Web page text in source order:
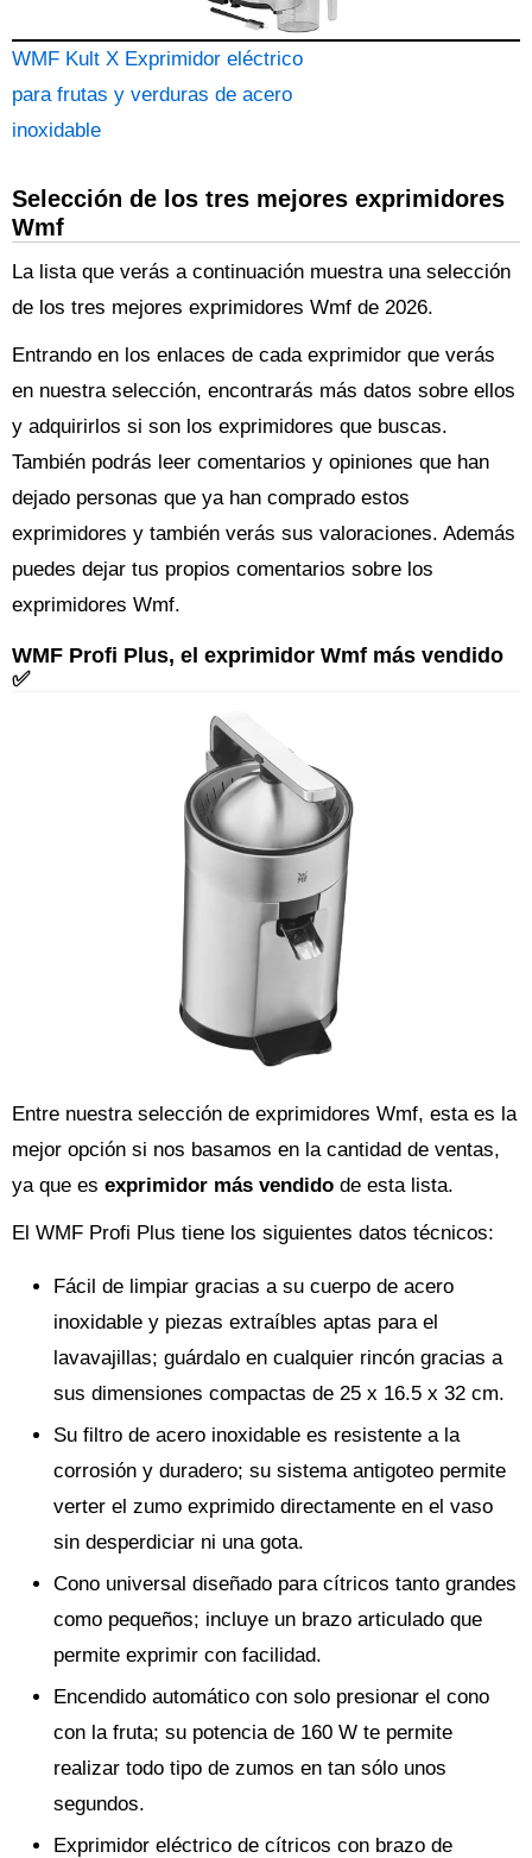
WMF Kult X Exprimidor eléctrico
para frutas y verduras de acero
inoxidable
Selección de los tres mejores exprimidores
Wmf
La lista que verás a continuación muestra una selección
de los tres mejores exprimidores Wmf de 2026.
Entrando en los enlaces de cada exprimidor que verás
en nuestra selección, encontrarás más datos sobre ellos
y adquirirlos si son los exprimidores que buscas.
También podrás leer comentarios y opiniones que han
dejado personas que ya han comprado estos
exprimidores y también verás sus valoraciones. Además
puedes dejar tus propios comentarios sobre los
exprimidores Wmf.
WMF Profi Plus, el exprimidor Wmf más vendido
✅
Entre nuestra selección de exprimidores Wmf, esta es la
mejor opción si nos basamos en la cantidad de ventas,
ya que es exprimidor más vendido de esta lista.
El WMF Profi Plus tiene los siguientes datos técnicos:
Fácil de limpiar gracias a su cuerpo de acero
inoxidable y piezas extraíbles aptas para el
lavavajillas; guárdalo en cualquier rincón gracias a
sus dimensiones compactas de 25 x 16.5 x 32 cm.
Su filtro de acero inoxidable es resistente a la
corrosión y duradero; su sistema antigoteo permite
verter el zumo exprimido directamente en el vaso
sin desperdiciar ni una gota.
Cono universal diseñado para cítricos tanto grandes
como pequeños; incluye un brazo articulado que
permite exprimir con facilidad.
Encendido automático con solo presionar el cono
con la fruta; su potencia de 160 W te permite
realizar todo tipo de zumos en tan sólo unos
segundos.
Exprimidor eléctrico de cítricos con brazo de